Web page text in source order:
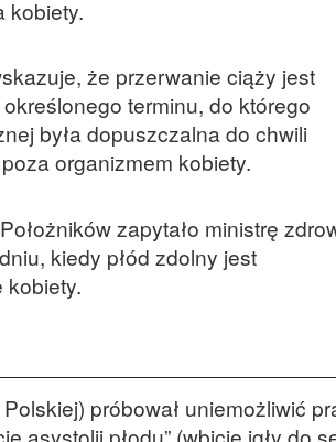
kobiety.
że przerwanie ciąży jest
terminu, do którego
była dopuszczalna do chwili
organizmem kobiety.
zapytało ministrę
kiedy płód zdolny jest
kobiety.
próbował uniemożliwić